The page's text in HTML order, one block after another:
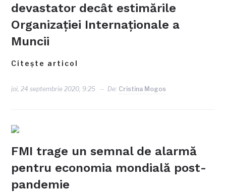
devastator decât estimările
Organizației Internaționale a
Muncii
Citește articol
joi, 24 septembrie 2020, 9:25 De: Cristina Mogos
FMI trage un semnal de alarmă
pentru economia mondială post-
pandemie